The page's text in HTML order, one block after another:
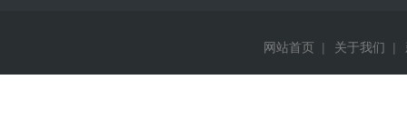
网站首页 | 关于我们 |